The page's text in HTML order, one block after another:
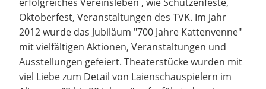
Oktoberfest, Veranstaltungen des TVK. Im Jahr
2012 wurde das Jubiläum "700 Jahre Kattenvenne"
mit vielfältigen Aktionen, Veranstaltungen und
Ausstellungen gefeiert. Theaterstücke wurden mit
viel Liebe zum Detail von Laienschauspielern im